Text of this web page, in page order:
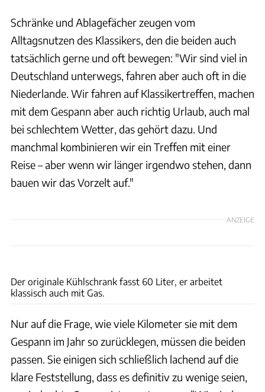
Schränke und Ablagefächer zeugen vom
Alltagsnutzen des Klassikers, den die beiden auch
tatsächlich gerne und oft bewegen: "Wir sind viel in
Deutschland unterwegs, fahren aber auch oft in die
Niederlande. Wir fahren auf Klassikertreffen, machen
mit dem Gespann aber auch richtig Urlaub, auch mal
bei schlechtem Wetter, das gehört dazu. Und
manchmal kombinieren wir ein Treffen mit einer
Reise – aber wenn wir länger irgendwo stehen, dann
bauen wir das Vorzelt auf."
ANZEIGE
Der originale Kühlschrank fasst 60 Liter, er arbeitet
klassisch auch mit Gas.
Nur auf die Frage, wie viele Kilometer sie mit dem
Gespann im Jahr so zurücklegen, müssen die beiden
passen. Sie einigen sich schließlich lachend auf die
klare Feststellung, dass es definitiv zu wenige seien,